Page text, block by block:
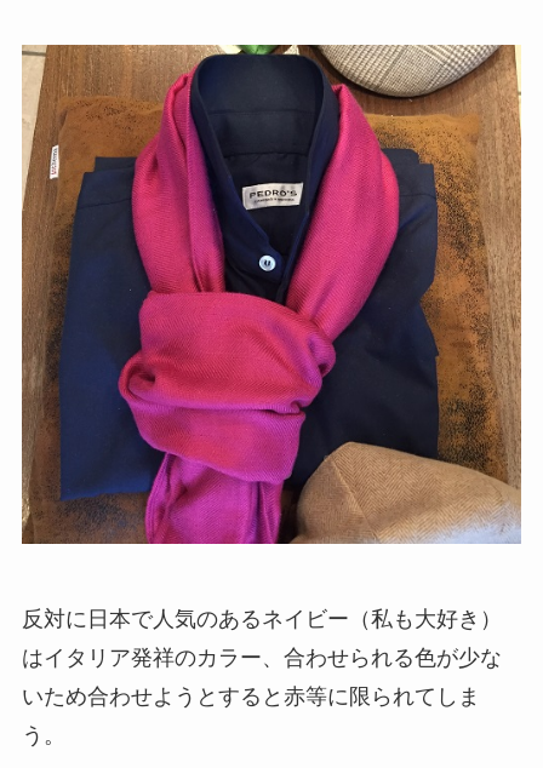
反対に日本で人気のあるネイビー（私も大好き）
はイタリア発祥のカラー、合わせられる色が少な
いため合わせようとすると赤等に限られてしま
う。